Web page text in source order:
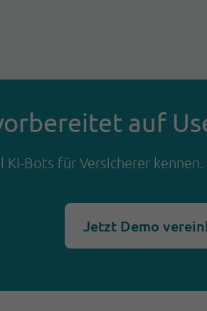
auf
KI-Bots für Versicherer
Jetzt Demo